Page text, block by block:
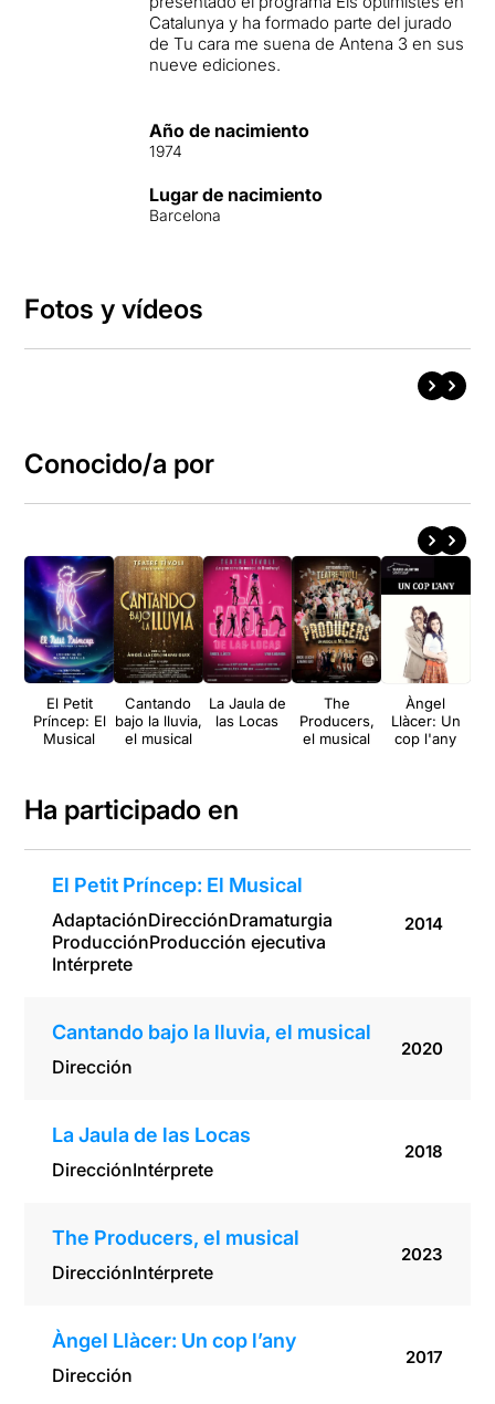
Catalunya y ha formado parte del jurado
de Tu cara me suena de Antena 3 en sus
nueve ediciones.
Año de nacimiento
1974
Lugar de nacimiento
Barcelona
Fotos y vídeos
Conocido/a por
El Petit
Príncep: El
Musical
Cantando
bajo la lluvia,
el musical
La Jaula de
las Locas
The
Producers,
el musical
Àngel
Llàcer: Un
cop l'any
Ha participado en
El Petit Príncep: El Musical
AdaptaciónDirecciónDramaturgia
ProducciónProducción ejecutiva
Intérprete
2014
Cantando bajo la lluvia, el musical
Dirección
2020
La Jaula de las Locas
DirecciónIntérprete
2018
The Producers, el musical
DirecciónIntérprete
2023
Àngel Llàcer: Un cop l’any
Dirección
2017